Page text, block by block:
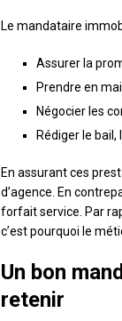
Le mandataire
Assurer la
Prendre en
Négocier les
Rédiger le
En assurant ces
d’agence. En
forfait service. Par
c’est pourquoi le
Un bon
retenir